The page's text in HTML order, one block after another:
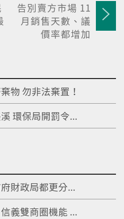
告別賣方市場 11
月銷售天數、議
價率都增加
物 勿非法棄置！
環保局開罰令...
財政局都更分...
義雙商圈機能 ...